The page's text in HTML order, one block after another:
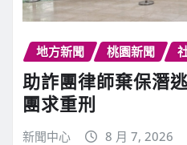
地方新聞 桃園新聞
助詐團律師棄保潛
團求重刑
新聞中心 8 月 7, 2026